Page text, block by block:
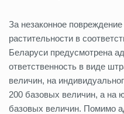
За незаконное
растительности в
Беларуси предусмотрена
ответственность в виде
величин, на
200 базовых величин, а на
базовых величин. Помимо